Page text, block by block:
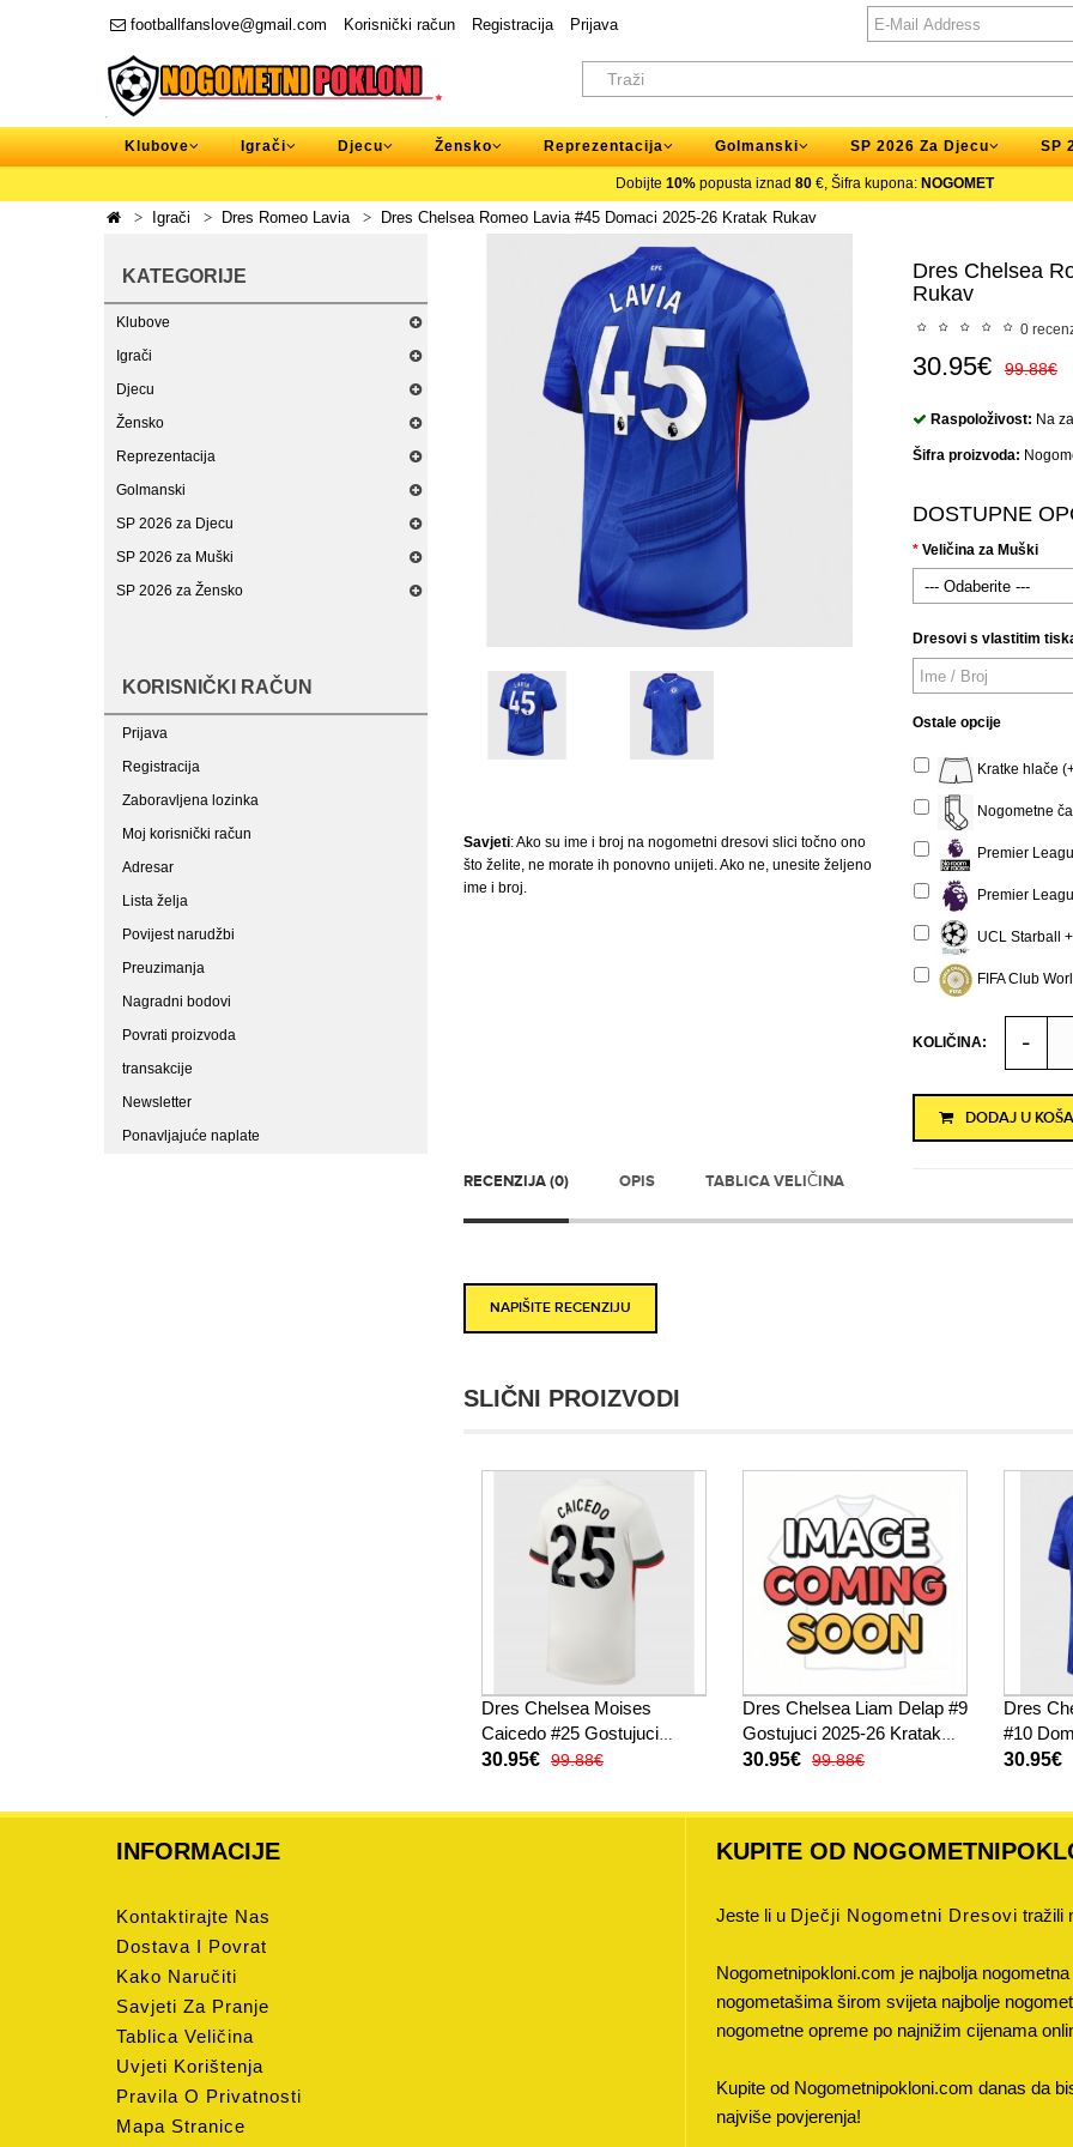
footballfanslove@gmail.com Korisnički račun Registracija Prijava
Klubove Igrači Djecu Žensko Reprezentacija Golmanski SP 2026 Za Djecu SP
Dobijte 10% popusta iznad 80 €, Šifra kupona: NOGOMET
Igrači Dres Romeo Lavia Dres Chelsea Romeo Lavia #45 Domaci 2025-26 Kratak Rukav
KATEGORIJE
Klubove
Igrači
Djecu
Žensko
Reprezentacija
Golmanski
SP 2026 za Djecu
SP 2026 za Muški
SP 2026 za Žensko
KORISNIČKI RAČUN
Prijava
Registracija
Zaboravljena lozinka
Moj korisnički račun
Adresar
Lista želja
Povijest narudžbi
Preuzimanja
Nagradni bodovi
Povrati proizvoda
transakcije
Newsletter
Ponavljajuće naplate
Savjeti: Ako su ime i broj na nogometni dresovi slici točno ono
što želite, ne morate ih ponovno unijeti. Ako ne, unesite željeno
ime i broj.
Dres Chelsea
Rukav
0
30.95€ 99.88€
Raspoloživost: Na
Šifra proizvoda:
DOSTUPNE
Veličina za Muški
Dresovi s vlastitim
Ostale opcije
Kratke hlače
Nogometne
Premier
Premier
UCL Starball
FIFA Club
KOLIČINA:
DODAJ U
RECENZIJA (0) OPIS TABLICA VELIČINA
NAPIŠITE RECENZIJU
SLIČNI PROIZVODI
Dres Chelsea Moises
Caicedo #25 Gostujuci
2025-26 Kratak Rukav
30.95€ 99.88€
Dres Chelsea Liam Delap #9
Gostujuci 2025-26 Kratak
Rukav
30.95€ 99.88€
Dres
#10
Rukav
30.95€
INFORMACIJE
Kontaktirajte Nas
Dostava I Povrat
Kako Naručiti
Savjeti Za Pranje
Tablica Veličina
Uvjeti Korištenja
Pravila O Privatnosti
Mapa Stranice
KUPITE OD
Jeste li u Dječji Nogometni Dresovi tražili
Nogometnipokloni.com je najbolja
nogometašima širom svijeta najbolje
nogometne opreme po najnižim cijenama
Kupite od Nogometnipokloni.com danas da
najviše povjerenja!